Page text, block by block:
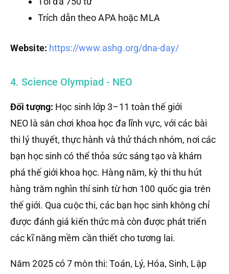
Trích dẫn theo APA hoặc MLA
Website: https://www.ashg.org/dna-day/
4. Science Olympiad - NEO
Đối tượng: Học sinh lớp 3–11 toàn thế giới
NEO là sân chơi khoa học đa lĩnh vực, với các bài
thi lý thuyết, thực hành và thử thách nhóm, nơi các
bạn học sinh có thể thỏa sức sáng tạo và khám
phá thế giới khoa học. Hàng năm, kỳ thi thu hút
hàng trăm nghìn thí sinh từ hơn 100 quốc gia trên
thế giới. Qua cuộc thi, các bạn học sinh không chỉ
được đánh giá kiến thức mà còn được phát triển
các kĩ năng mềm cần thiết cho tương lai.
Năm 2025 có 7 môn thi: Toán, Lý, Hóa, Sinh, Lập